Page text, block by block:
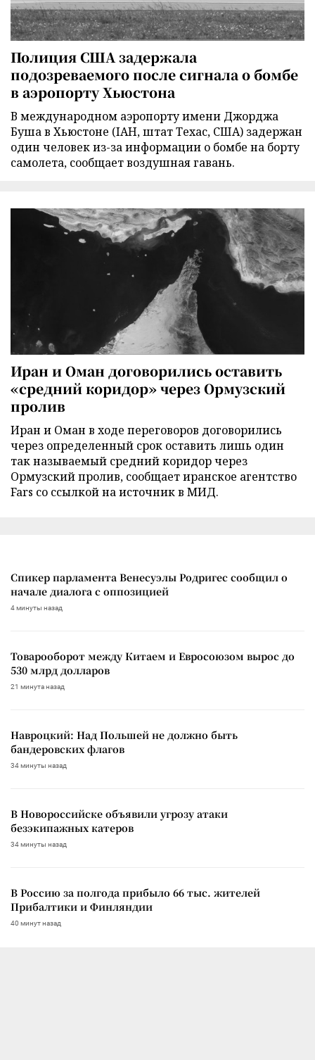
Полиция США задержала
подозреваемого после сигнала о бомбе
в аэропорту Хьюстона
В международном аэропорту имени Джорджа
Буша в Хьюстоне (IAH, штат Техас, США) задержан
один человек из-за информации о бомбе на борту
самолета, сообщает воздушная гавань.
Иран и Оман договорились оставить
«средний коридор» через Ормузский
пролив
Иран и Оман в ходе переговоров договорились
через определенный срок оставить лишь один
так называемый средний коридор через
Ормузский пролив, сообщает иранское агентство
Fars со ссылкой на источник в МИД.
Спикер парламента Венесуэлы Родригес сообщил о
начале диалога с оппозицией
4 минуты назад
Товарооборот между Китаем и Евросоюзом вырос до
530 млрд долларов
21 минута назад
Навроцкий: Над Польшей не должно быть
бандеровских флагов
34 минуты назад
В Новороссийске объявили угрозу атаки
безэкипажных катеров
34 минуты назад
В Россию за полгода прибыло 66 тыс. жителей
Прибалтики и Финляндии
40 минут назад